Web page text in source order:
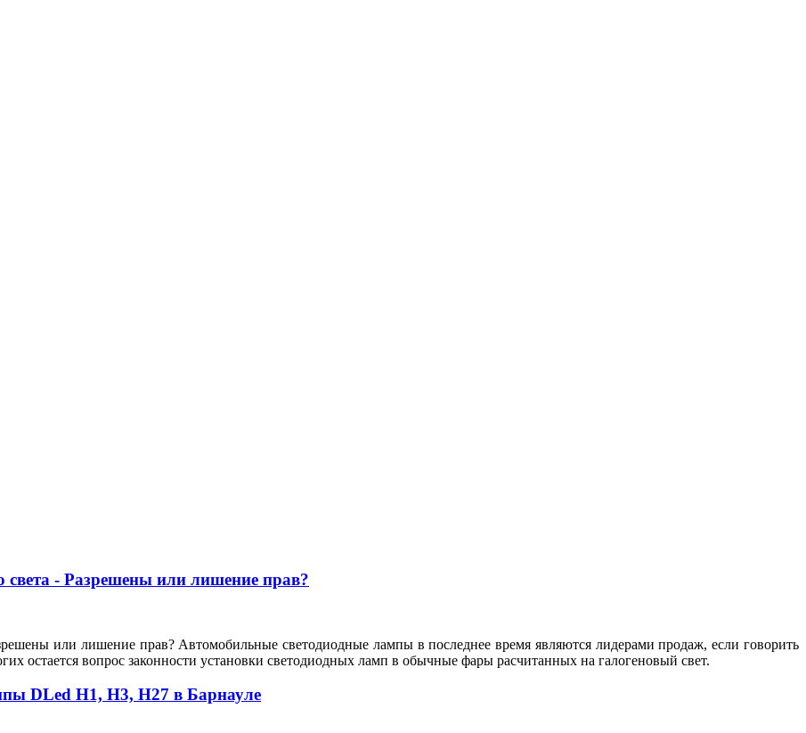
- Разрешены или лишение прав?
или лишение прав? Автомобильные светодиодные лампы в последнее время являются лидерами продаж, если говорить
остается вопрос законности установки светодиодных ламп в обычные фары расчитанных на галогеновый свет.
DLed Н1, Н3, Н27 в Барнауле